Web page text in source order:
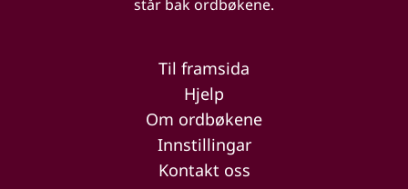
står bak ordbøkene.
Til framsida
Hjelp
Om ordbøkene
Innstillingar
Kontakt oss